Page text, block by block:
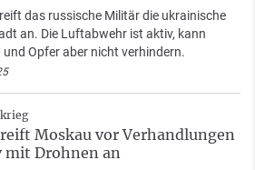
das russische Militär die ukrainische
an. Die Luftabwehr ist aktiv, kann
und Opfer aber nicht verhindern.
Moskau vor Verhandlungen
mit Drohnen an